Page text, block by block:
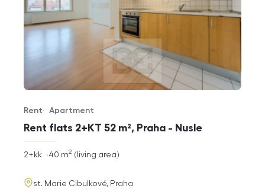
Rent flats 2+KT 52 m², Praha - Nusle
Offer type
Rent
Property type
Apartment
rozměry
disposition
2+kk living area
40 m2
adresa
st. Marie Cibulkové, Praha